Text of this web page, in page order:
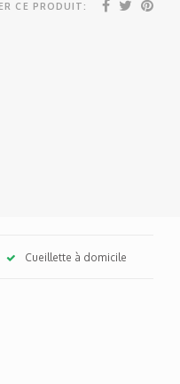
CE PRODUIT:
Cueillette à domicile